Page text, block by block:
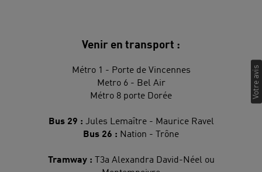
Votre avis
Venir en transport :
Métro 1 - Porte de Vincennes
Metro 6 - Bel Air
Métro 8 porte Dorée
Bus 29 : Jules Lemaître - Maurice Ravel
Bus 26 : Nation - Trône
Tramway :
T3a Alexandra David-Néel ou